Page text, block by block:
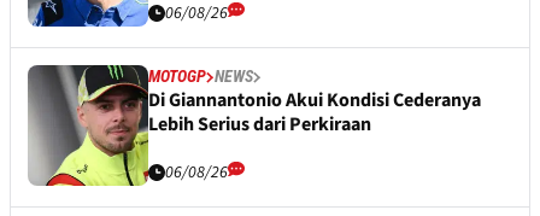
06/08/26
MOTOGP NEWS
Di Giannantonio Akui Kondisi Cederanya
Lebih Serius dari Perkiraan
06/08/26